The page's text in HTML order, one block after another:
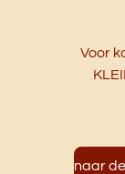
Voor
naar